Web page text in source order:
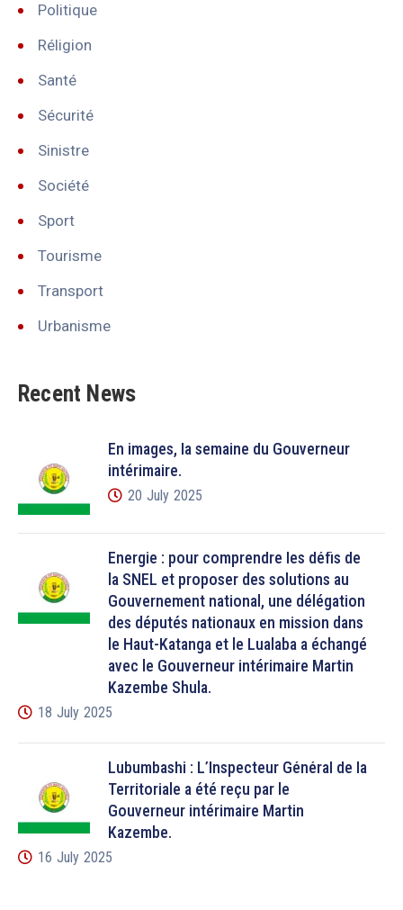
Politique
Réligion
Santé
Sécurité
Sinistre
Société
Sport
Tourisme
Transport
Urbanisme
Recent News
En images, la semaine du Gouverneur
intérimaire.
20 July 2025
Énergie : pour comprendre les défis de
la SNEL et proposer des solutions au
Gouvernement national, une délégation
des députés nationaux en mission dans
le Haut-Katanga et le Lualaba a échangé
avec le Gouverneur intérimaire Martin
Kazembe Shula.
18 July 2025
Lubumbashi : L’Inspecteur Général de la
Territoriale a été reçu par le
Gouverneur intérimaire Martin
Kazembe.
16 July 2025